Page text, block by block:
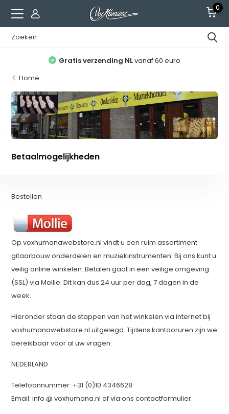
0
Gratis verzending NLvanaf 60 euro
Home
Betaalmogelijkheden
Bestellen
Op voxhumanawebstore.nl vindt u een ruim assortiment
gitaarbouw onderdelen en muziekinstrumenten. Bij ons kunt u
veilig online winkelen. Betalen gaat in een veilige omgeving
(SSL) via Mollie. Dit kan dus 24 uur per dag, 7 dagen in de
week.
Hieronder staan de stappen van het winkelen via internet bij
voxhumanawebstore.nl uitgelegd. Tijdens kantooruren zijn we
bereikbaar voor al uw vragen:
NEDERLAND
Telefoonnummer: +31 (0)10 4346628
Email: info @ voxhumana.nl of via ons contactformulier.